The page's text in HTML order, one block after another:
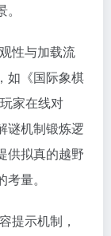
性与加载流
如《国际象棋
家在线对
谜机制锻炼逻
供拟真的越野
量。
提示机制，